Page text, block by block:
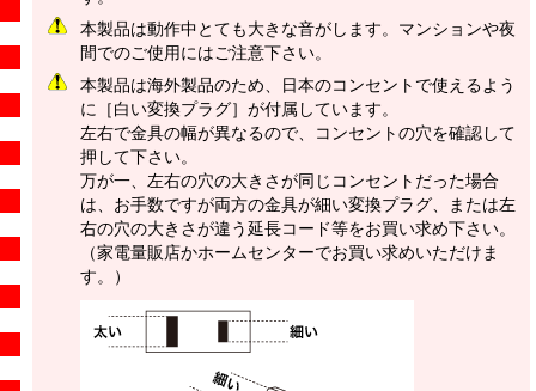
本製品は動作中とても大きな音がします。マンションや夜
間でのご使用にはご注意下さい。
本製品は海外製品のため、日本のコンセントで使えるよう
に
［白い変換プラグ］ が付属しています。
左右で金具の幅が異なるので、コンセントの穴を確認して
押して下さい。
万が一、左右の穴の大きさが同じコンセントだった場合
は、お手数ですが両方の金具が細い変換プラグ、または左
右の穴の大きさが違う延長コード等をお買い求め下さい。
（家電量販店かホームセンターでお買い求めいただけま
す。）